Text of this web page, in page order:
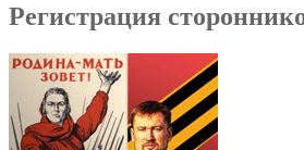
Регистрация